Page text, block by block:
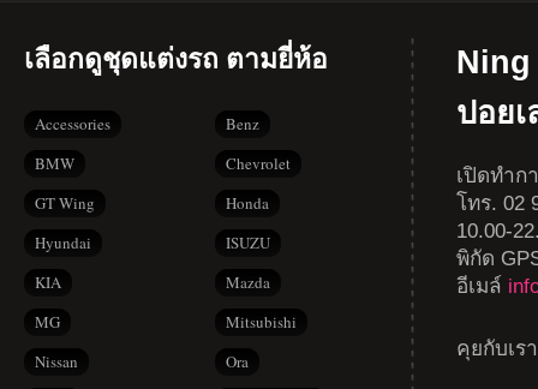
เลือกดูชุดแต่งรถ ตามยี่ห้อ
Accessories
Benz
BMW
Chevrolet
GT Wing
Honda
Hyundai
ISUZU
KIA
Mazda
MG
Mitsubishi
Nissan
Ora
Ning
ปอย
เปิดทำก
โทร. 02
10.00-
พิกัด
อีเมล์
คุยกับเร